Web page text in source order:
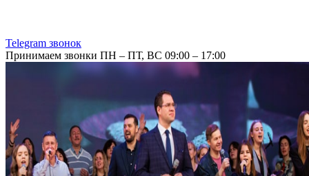
Telegram звонок
Принимаем звонки ПН – ПТ, ВС 09:00 – 17:00